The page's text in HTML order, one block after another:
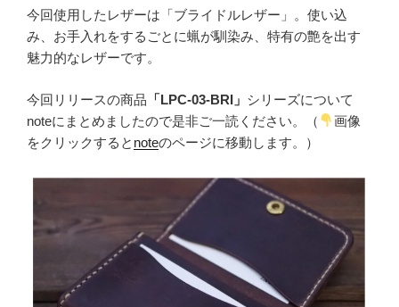
今回使用したレザーは「ブライドルレザー」。使い込
み、お手入れをするごとに蝋が馴染み、特有の艶を出す
魅力的なレザーです。
今回リリースの商品 「LPC-03-BRI」 シリーズについて
noteにまとめましたので是非ご一読ください。（
画像
をクリックすると noteのページに移動します。）